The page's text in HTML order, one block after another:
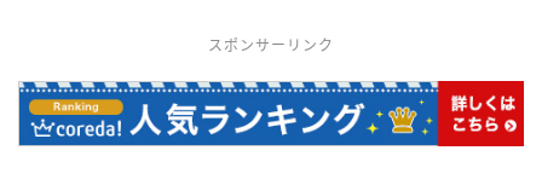
スポンサーリンク